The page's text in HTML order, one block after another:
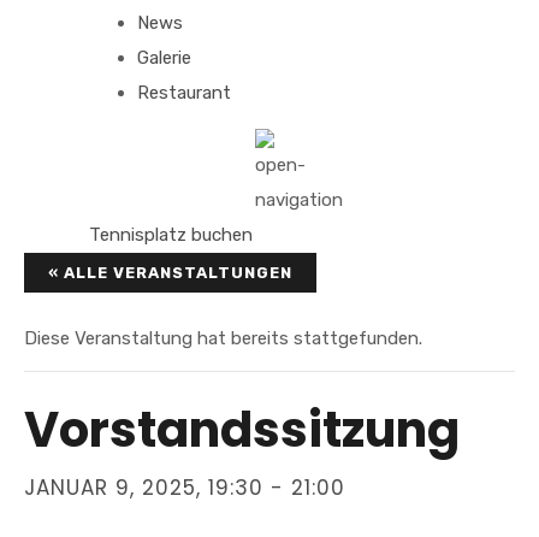
News
Galerie
Restaurant
Tennisplatz buchen
« ALLE VERANSTALTUNGEN
Diese Veranstaltung hat bereits stattgefunden.
Vorstandssitzung
JANUAR 9, 2025, 19:30 - 21:00